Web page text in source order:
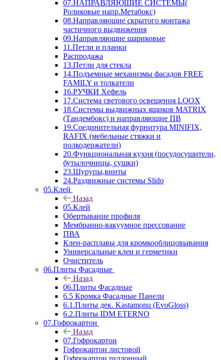
07.НАПРАВЛЯЮЩИЕ СИСТЕМЫ(
Роликовые напр.Метабокс)
08.Направляющие скрытого монтажа
частичного выдвижения
09.Направляющие шариковые
11.Петли и планки
Распродажа
13.Петли для стекла
14.Подъемные механизмы фасадов FREE
FAMILY и толкатели
16.РУЧКИ Хефель
17.Система светового освещения LOOX
18.Системы выдвижных ящиков MATRIX
(Тандембокс) и направляющие ПВ
19.Соединительная фурнитура MINIFIX,
RAFIX (мебельные стяжки и
полкодержатели)
20.Функциональная кухня (посудосушители,
бутылочницы, сушки)
23.Шурупы,винты
24.Раздвижные системы Slido
05.Клей
Назад
05.Клей
Обертывание профиля
Мембранно-вакуумное прессование
ПВА
Клеи-расплавы для кромкооблицовывания
Универсальные клеи и герметики
Очиститель
06.Плиты Фасадные
Назад
06.Плиты Фасадные
6.5 Кромка Фасадные Панели
6.1.Плиты дек. Kastamonu (EvoGloss)
6.2.Плиты IDM ETERNO
07.Гофрокартон
Назад
07.Гофрокартон
Гофрокартон листовой
Гофрокартон руллонный